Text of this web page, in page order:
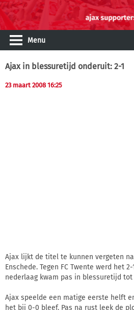
Menu
Ajax in blessuretijd onderuit: 2-1
23 maart 2008 16:25
Ajax lijkt de titel te kunnen vergeten
Enschede. Tegen FC Twente werd het
nederlaag kwam pas in blessuretijd tot
Ajax speelde een matige eerste helft
het bij 0-0 bleef. Pas na rust leek de